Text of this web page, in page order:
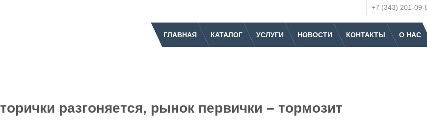
+7 (343) 201-09-
ГЛАВНАЯ КАТАЛОГ УСЛУГИ НОВОСТИ КОНТАКТЫ О НАС
разгоняется, рынок первички – тормозит